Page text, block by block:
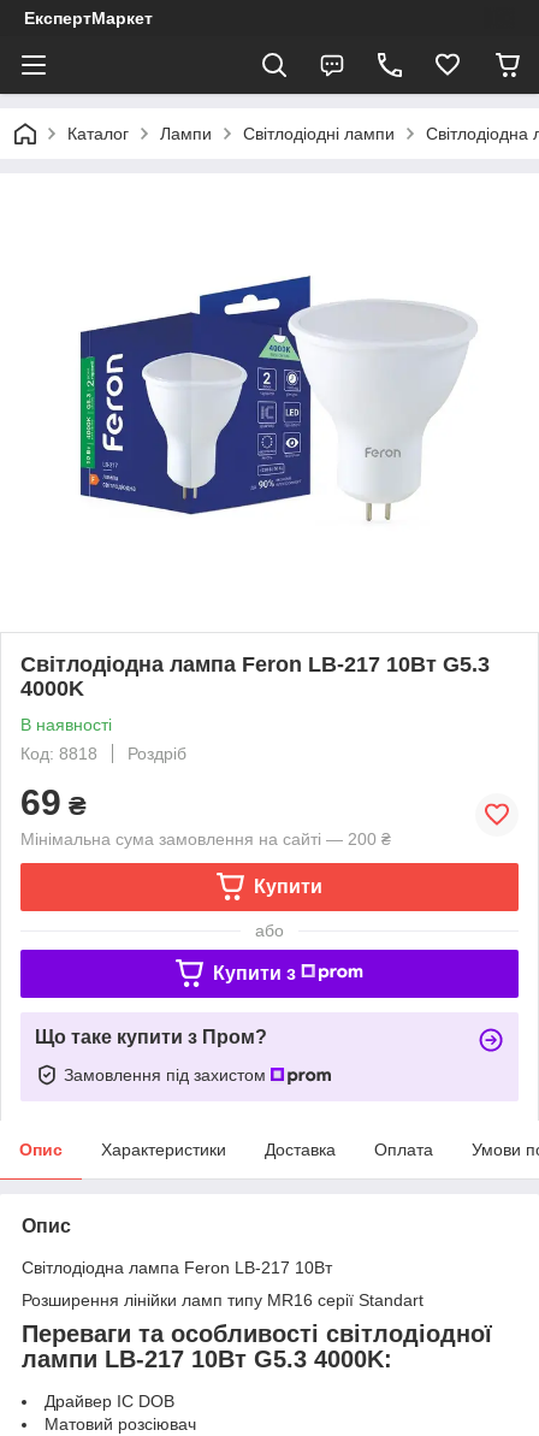
ЕкспертМаркет
Каталог Лампи Світлодіодні лампи
Світлодіодна лампа Feron LB-217 10Вт G5.3
4000K
В наявності
Код: 8818
Роздріб
69 ₴
Мінімальна сума замовлення на сайті — 200 ₴
Купити
або
Купити з
Що таке купити з Пром?
Замовлення під захистом
Опис Характеристики Доставка Оплата Умови
Опис
Світлодіодна лампа Feron LB-217 10Вт
Розширення лінійки ламп типу MR16 серії Standart
Переваги та особливості світлодіодної
лампи LB-217 10Вт G5.3 4000K:
Драйвер IC DOB
Матовий розсіювач